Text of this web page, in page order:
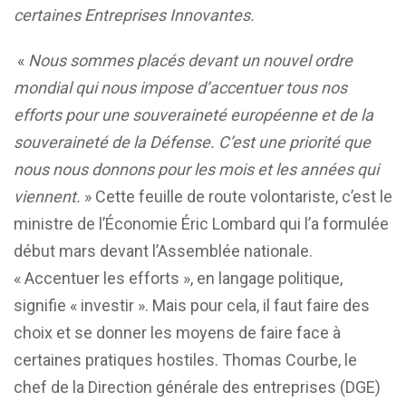
certaines Entreprises Innovantes.
« Nous sommes placés devant un nouvel ordre
mondial qui nous impose d’accentuer tous nos
efforts pour une souveraineté européenne et de la
souveraineté de la Défense. C’est une priorité que
nous nous donnons pour les mois et les années qui
viennent. » Cette feuille de route volontariste, c’est le
ministre de l’Économie Éric Lombard qui l’a formulée
début mars devant l’Assemblée nationale.
« Accentuer les efforts », en langage politique,
signifie « investir ». Mais pour cela, il faut faire des
choix et se donner les moyens de faire face à
certaines pratiques hostiles. Thomas Courbe, le
chef de la Direction générale des entreprises (DGE)